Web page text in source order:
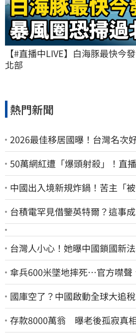
【#直播中LIVE】白海豚最快今
北部
熱門新聞
2026最佳移居國曝！台灣名次
50萬網紅遭「爆頭射殺」！直
中國出入境新規炸鍋！苦主「被
台積電罕見借鑒英特爾？這事
台灣人小心！她曝中國鎖國新
傘兵600米墜地摔死…官方噤聲
國庫空了？中國啟動全球大追稅
存款8000萬翁 曝老後孤寂真